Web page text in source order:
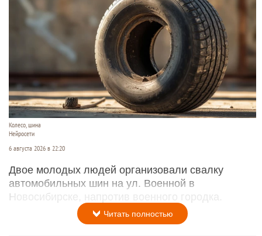
Колесо, шина
Нейросети
6 августа 2026 в 22:20
Двое молодых людей организовали свалку
автомобильных шин на ул. Военной в
Новосибирске, напротив военного городка.
Читать полностью